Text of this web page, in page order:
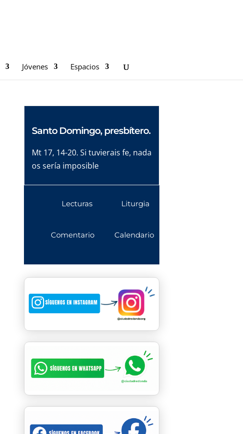
Jóvenes Espacios
Santo Domingo, presbítero.
Mt 17, 14-20. Si tuvierais fe, nada
os sería imposible
Lecturas
Comentario
Liturgia
Calendario